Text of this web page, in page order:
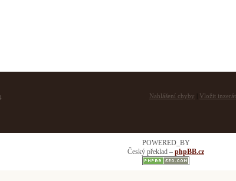
Nahlášení chyby Vložit inzerát
POWERED_BY
Český překlad – phpBB.cz